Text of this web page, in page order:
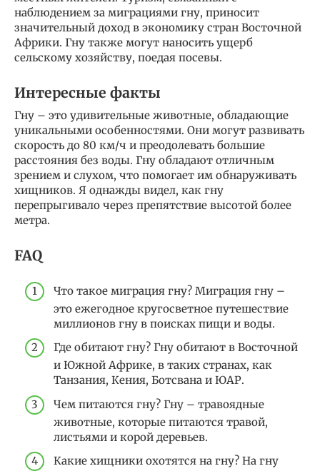
наблюдением за миграциями гну, приносит
значительный доход в экономику стран Восточной
Африки. Гну также могут наносить ущерб
сельскому хозяйству, поедая посевы.
Интересные факты
Гну – это удивительные животные, обладающие
уникальными особенностями. Они могут развивать
скорость до 80 км/ч и преодолевать большие
расстояния без воды. Гну обладают отличным
зрением и слухом, что помогает им обнаруживать
хищников. Я однажды видел, как гну
перепрыгивало через препятствие высотой более
метра.
FAQ
Что такое миграция гну? Миграция гну –
это ежегодное кругосветное путешествие
миллионов гну в поисках пищи и воды.
Где обитают гну? Гну обитают в Восточной
и Южной Африке, в таких странах, как
Танзания, Кения, Ботсвана и ЮАР.
Чем питаются гну? Гну – травоядные
животные, которые питаются травой,
листьями и корой деревьев.
Какие хищники охотятся на гну? На гну